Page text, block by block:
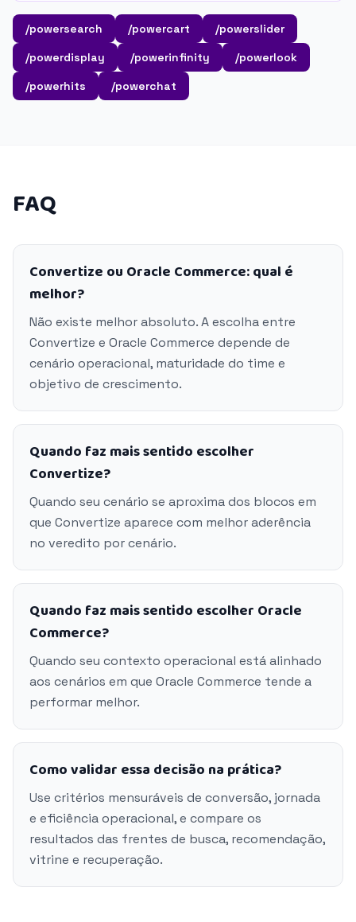
/powersearch /powercart
/powerslider
/powerdisplay
/powerinfinity
/powerlook
/powerhits
/powerchat
FAQ
Convertize ou Oracle Commerce: qual é
melhor?
Não existe melhor absoluto. A escolha entre
Convertize e Oracle Commerce depende de
cenário operacional, maturidade do time e
objetivo de crescimento.
Quando faz mais sentido escolher
Convertize?
Quando seu cenário se aproxima dos blocos em
que Convertize aparece com melhor aderência
no veredito por cenário.
Quando faz mais sentido escolher Oracle
Commerce?
Quando seu contexto operacional está alinhado
aos cenários em que Oracle Commerce tende a
performar melhor.
Como validar essa decisão na prática?
Use critérios mensuráveis de conversão, jornada
e eficiência operacional, e compare os
resultados das frentes de busca, recomendação,
vitrine e recuperação.